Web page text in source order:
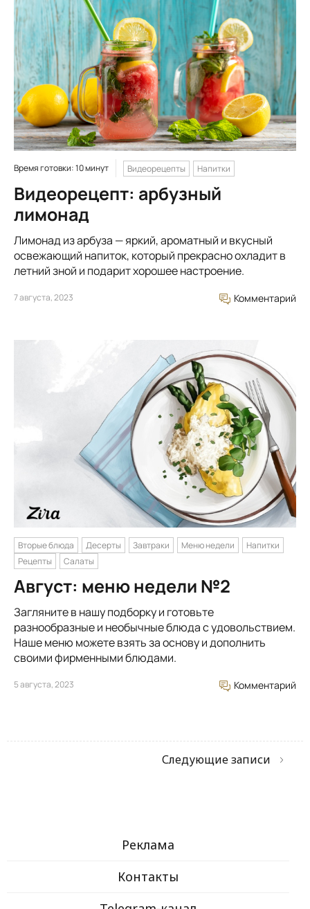
Время готовки: 10 минут Видеорецепты Напитки
Видеорецепт: арбузный
лимонад
Лимонад из арбуза — яркий, ароматный и вкусный
освежающий напиток, который прекрасно охладит в
летний зной и подарит хорошее настроение.
7 августа, 2023 Комментарий
Вторые блюда Десерты Завтраки Меню недели
Напитки
Рецепты
Салаты
Август: меню недели №2
Загляните в нашу подборку и готовьте
разнообразные и необычные блюда с удовольствием.
Наше меню можете взять за основу и дополнить
своими фирменными блюдами.
5 августа, 2023 Комментарий
Следующие записи
Реклама
Контакты